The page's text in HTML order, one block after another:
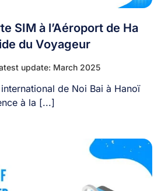
SIM à l’Aéroport de Ha
du Voyageur
update: March 2025
international de Noi Bai à Hanoï
à la [...]